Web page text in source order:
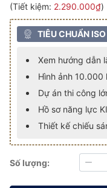
(Tiết kiệm: 2.290.000₫)
TIÊU CHUẨN
Xem hướng dẫn
Hình ảnh 10.000
Dự án thi công
Hồ sơ năng lực
Thiết kế chiếu
Số lượng: